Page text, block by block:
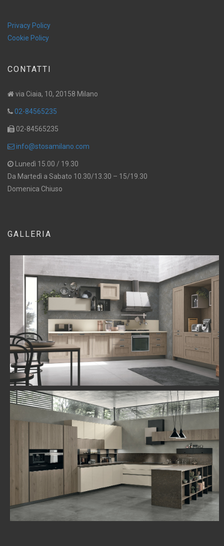
Privacy Policy
Cookie Policy
CONTATTI
via Ciaia, 10, 20158 Milano
02-84565235
02-84565235
info@stosamilano.com
Lunedì 15.00 / 19.30
Da Martedì a Sabato 10.30/13.30 – 15/19.30
Domenica Chiuso
GALLERIA